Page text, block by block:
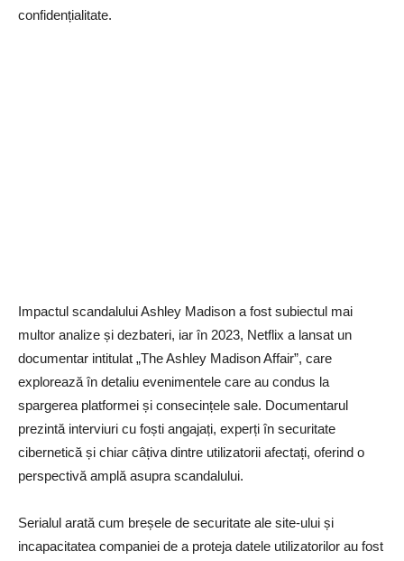
confidențialitate.
Impactul scandalului Ashley Madison a fost subiectul mai
multor analize și dezbateri, iar în 2023, Netflix a lansat un
documentar intitulat „The Ashley Madison Affair”, care
explorează în detaliu evenimentele care au condus la
spargerea platformei și consecințele sale. Documentarul
prezintă interviuri cu foști angajați, experți în securitate
cibernetică și chiar câțiva dintre utilizatorii afectați, oferind o
perspectivă amplă asupra scandalului.
Serialul arată cum breșele de securitate ale site-ului și
incapacitatea companiei de a proteja datele utilizatorilor au fost